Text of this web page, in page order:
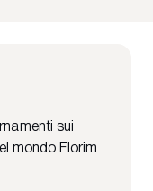
sui
mondo Florim